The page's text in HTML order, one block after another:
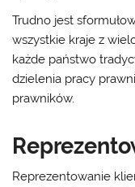
Trudno jest
wszystkie kraje z
każde państwo
dzielenia pracy
prawników.
Reprezentowanie